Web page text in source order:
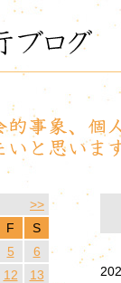
>>
F
S
5
6
12
13